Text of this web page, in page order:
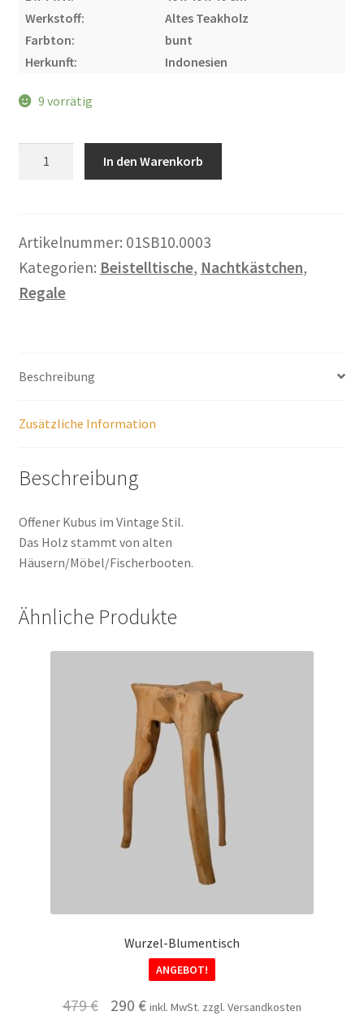
Warenkorb
Widerrufsbelehrung
Wohnzimmertisch mit Stühlen
Zahlungsarten
Werkstoff:
Altes Teakholz
Farbton:
bunt
Herkunft:
Indonesien
9 vorrätig
In den Warenkorb
Artikelnummer: 01SB10.0003
Kategorien: Beistelltische, Nachtkästchen,
Regale
Beschreibung
Zusätzliche Information
Beschreibung
Offener Kubus im Vintage Stil.
Das Holz stammt von alten
Häusern/Möbel/Fischerbooten.
Ähnliche Produkte
Wurzel-Blumentisch
ANGEBOT!
479€
Ursprünglicher
290 €Aktueller
inkl. MwSt. zzgl. Versandkosten